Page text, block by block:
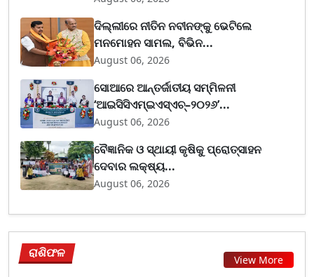
ଦିଲ୍ଲୀରେ ନୀତିନ ନବୀନଙ୍କୁ ଭେଟିଲେ
ମନମୋହନ ସାମଲ, ବିଭିନ...
August 06, 2026
ସୋଆରେ ଆନ୍ତର୍ଜାତୀୟ ସମ୍ମିଳନୀ
‘ଆଇସିସିଏମ୍ଇଏସ୍ଏଚ୍–୨୦୨୬’...
August 06, 2026
ବୈଜ୍ଞାନିକ ଓ ସ୍ଥାୟୀ କୃଷିକୁ ପ୍ରୋତ୍ସାହନ
ଦେବାର ଲକ୍ଷ୍ୟ...
August 06, 2026
ରାଶିଫଳ View More